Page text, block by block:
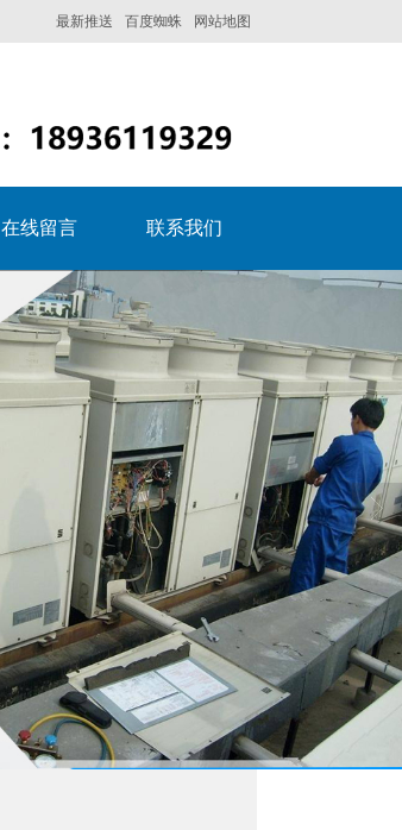
网站地图
百度蜘蛛
最新推送
在线留言 联系我们